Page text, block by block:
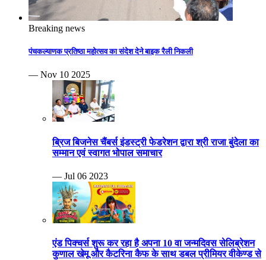
Breaking news
पंचकल्याणक प्रतिष्ठा महोत्सव का संदेश देने बाइक रैली निकली
— Nov 10 2025
ब्रिज बिजनेस चैंबर्स इंडस्ट्री फेडरेशन द्वारा श्री राजा बुंदेला का
सम्मान एवं स्वागत भोपाल समाचार
— Jul 06 2023
एंड पिक्चर्स शुरू कर रहा है अपना 10 वा जन्मदिवस सेलिब्रेशन
कुणाल खेमू और कैटरिना कैफ के साथ डबल प्रीमियर वीकेण्ड से